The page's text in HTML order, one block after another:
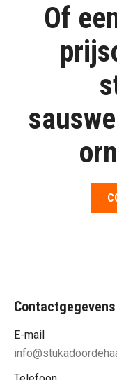
Of
Contactgegevens
E-mail